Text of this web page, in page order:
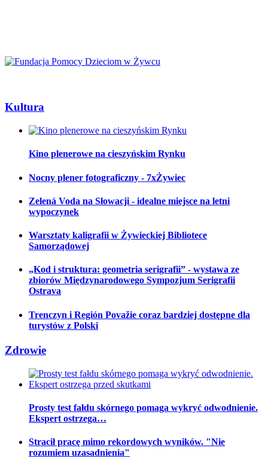
Kultura
Kino plenerowe na cieszyńskim Rynku
Nocny plener fotograficzny - 7xŻywiec
Zelená Voda na Słowacji - idealne miejsce na letni
wypoczynek
Warsztaty kaligrafii w Żywieckiej Bibliotece
Samorządowej
„Kod i struktura: geometria serigrafii” - wystawa ze
zbiorów Międzynarodowego Sympozjum Serigrafii
Ostrava
Trenczyn i Región Považie coraz bardziej dostępne dla
turystów z Polski
Zdrowie
Prosty test fałdu skórnego pomaga wykryć odwodnienie.
Ekspert ostrzega…
Stracił pracę mimo rekordowych wyników. "Nie
rozumiem uzasadnienia"